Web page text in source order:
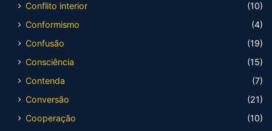
Conflito interior
(10)
Conformismo
(4)
Confusão
(19)
Consciência
(15)
Contenda
(7)
Conversão
(21)
Cooperação
(10)